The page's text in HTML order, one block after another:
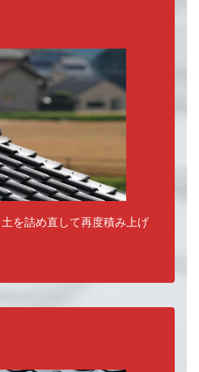
を詰め直して再度積み上げ